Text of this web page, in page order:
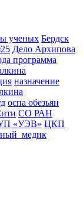
ученых Бердск
Дело Архипова
программа
назначение
оспа обезьян
СО РАН
«УЭВ» ЦКП